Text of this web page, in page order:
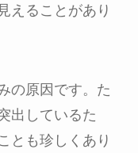
えることがあり
の原因です。た
出しているた
とも珍しくあり